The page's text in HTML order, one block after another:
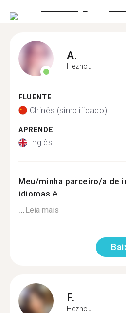
A.
Hezhou
FLUENTE
Chinês (simplificado)
APRENDE
Inglês
Meu/minha parceiro/a de
idiomas é
...Leia mais
F.
Hezhou